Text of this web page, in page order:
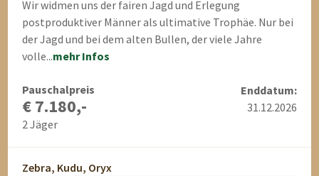
Wir widmen uns der fairen Jagd und Erlegung
postproduktiver Männer als ultimative Trophäe. Nur bei
der Jagd und bei dem alten Bullen, der viele Jahre
volle...mehr Infos
Pauschalpreis
€ 7.180,-
2 Jäger
Enddatum:
31.12.2026
Zebra, Kudu, Oryx